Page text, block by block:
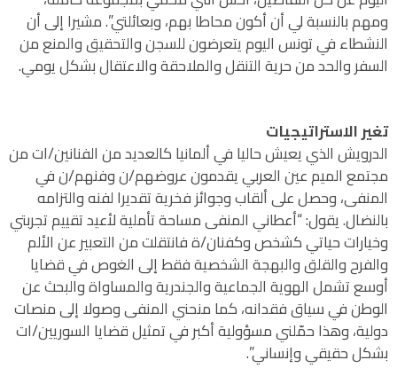
ومهم بالنسبة لي أن أكون محاطا بهم، وبعائلتي”. مشيرا إلى أن
النشطاء في تونس اليوم يتعرضون للسجن والتحقيق والمنع من
السفر والحد من حرية التنقل والملاحقة والاعتقال بشكل يومي.
تغير الاستراتيجيات
الدرويش الذي يعيش حاليا في ألمانيا كالعديد من الفنانين/ات من
مجتمع الميم عين العربي يقدمون عروضهم/ن وفنهم/ن في
المنفى، وحصل على ألقاب وجوائز فخرية تقديرا لفنه والتزامه
بالنضال. يقول: “أعطاني المنفى مساحة تأملية لأعيد تقييم تجربتي
وخيارات حياتي كشخص وكفنان/ة فانتقلت من التعبير عن الألم
والفرح والقلق والبهجة الشخصية فقط إلى الغوص في قضايا
أوسع تشمل الهوية الجماعية والجندرية والمساواة والبحث عن
الوطن في سياق فقدانه، كما منحني المنفى وصولا إلى منصات
دولية، وهذا حمّلني مسؤولية أكبر في تمثيل قضايا السوريين/ات
بشكل حقيقي وإنساني”.